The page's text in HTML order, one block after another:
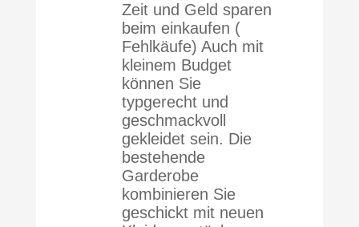
Zeit und Geld sparen
beim einkaufen (
Fehlkäufe) Auch mit
kleinem Budget
können Sie
typgerecht und
geschmackvoll
gekleidet sein. Die
bestehende
Garderobe
kombinieren Sie
geschickt mit neuen